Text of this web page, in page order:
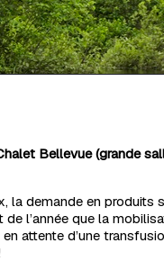
Bellevue (grande
la demande en produits
l’année que la
attente d’une